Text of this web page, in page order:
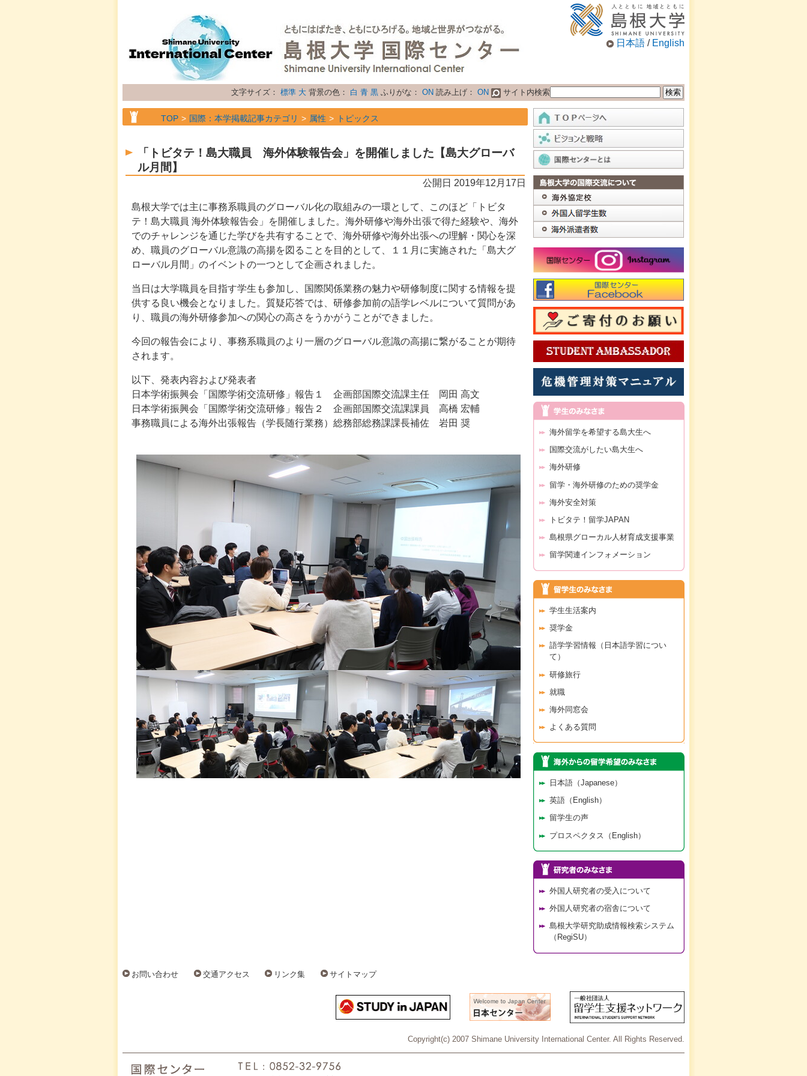
日本語 / English
文字サイズ： 標準 大 背景の色： 白 青 黒 ふりがな： ON 読み上げ： ON サイト内検索
TOP 国際：本学掲載記事カテゴリ 属性 トピックス
「トビタテ！島大職員 海外体験報告会」を開催しました【島大グローバ
ル月間】
公開日 2019年12月17日
島根大学では主に事務系職員のグローバル化の取組みの一環として、このほど「トビタ
テ！島大職員 海外体験報告会」を開催しました。海外研修や海外出張で得た経験や、海外
でのチャレンジを通じた学びを共有することで、海外研修や海外出張への理解・関心を深
め、職員のグローバル意識の高揚を図ることを目的として、１１月に実施された「島大グ
ローバル月間」のイベントの一つとして企画されました。
当日は大学職員を目指す学生も参加し、国際関係業務の魅力や研修制度に関する情報を提
供する良い機会となりました。質疑応答では、研修参加前の語学レベルについて質問があ
り、職員の海外研修参加への関心の高さをうかがうことができました。
今回の報告会により、事務系職員のより一層のグローバル意識の高揚に繋がることが期待
されます。
以下、発表内容および発表者
日本学術振興会「国際学術交流研修」報告１ 企画部国際交流課主任 岡田 高文
日本学術振興会「国際学術交流研修」報告２ 企画部国際交流課課員 高橋 宏輔
事務職員による海外出張報告（学長随行業務）総務部総務課課長補佐 岩田 奨
海外留学を希望する島大生へ
国際交流がしたい島大生へ
海外研修
留学・海外研修のための奨学金
海外安全対策
トビタテ！留学JAPAN
島根県グローカル人材育成支援事業
留学関連インフォメーション
学生生活案内
奨学金
語学学習情報（日本語学習につい
て）
研修旅行
就職
海外同窓会
よくある質問
日本語（Japanese）
英語（English）
留学生の声
プロスペクタス（English）
外国人研究者の受入について
外国人研究者の宿舎について
島根大学研究助成情報検索システム
（RegiSU）
お問い合わせ 交通アクセス リンク集 サイトマップ
Copyright(c) 2007 Shimane University International Center. All Rights Reserved.